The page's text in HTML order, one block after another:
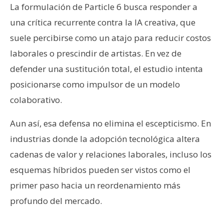
La formulación de Particle 6 busca responder a
una crítica recurrente contra la IA creativa, que
suele percibirse como un atajo para reducir costos
laborales o prescindir de artistas. En vez de
defender una sustitución total, el estudio intenta
posicionarse como impulsor de un modelo
colaborativo.
Aun así, esa defensa no elimina el escepticismo. En
industrias donde la adopción tecnológica altera
cadenas de valor y relaciones laborales, incluso los
esquemas híbridos pueden ser vistos como el
primer paso hacia un reordenamiento más
profundo del mercado.